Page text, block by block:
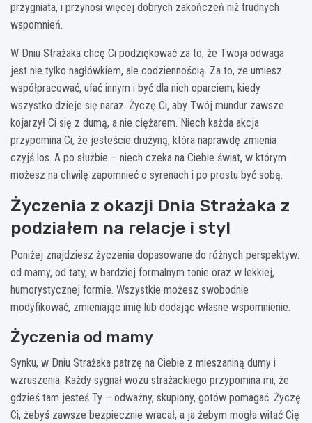
przygniata, i przynosi więcej dobrych zakończeń niż trudnych
wspomnień.
W Dniu Strażaka chcę Ci podziękować za to, że Twoja odwaga
jest nie tylko nagłówkiem, ale codziennością. Za to, że umiesz
współpracować, ufać innym i być dla nich oparciem, kiedy
wszystko dzieje się naraz. Życzę Ci, aby Twój mundur zawsze
kojarzył Ci się z dumą, a nie ciężarem. Niech każda akcja
przypomina Ci, że jesteście drużyną, która naprawdę zmienia
czyjś los. A po służbie – niech czeka na Ciebie świat, w którym
możesz na chwilę zapomnieć o syrenach i po prostu być sobą.
Życzenia z okazji Dnia Strażaka z
podziałem na relacje i styl
Poniżej znajdziesz życzenia dopasowane do różnych perspektyw:
od mamy, od taty, w bardziej formalnym tonie oraz w lekkiej,
humorystycznej formie. Wszystkie możesz swobodnie
modyfikować, zmieniając imię lub dodając własne wspomnienie.
Życzenia od mamy
Synku, w Dniu Strażaka patrzę na Ciebie z mieszaniną dumy i
wzruszenia. Każdy sygnał wozu strażackiego przypomina mi, że
gdzieś tam jesteś Ty – odważny, skupiony, gotów pomagać. Życzę
Ci, żebyś zawsze bezpiecznie wracał, a ja żebym mogła witać Cię